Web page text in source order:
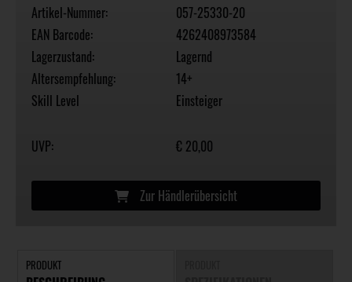
Artikel-Nummer:
057-25330-20
EAN Barcode:
4262408973584
Lagerzustand:
Lagernd
Altersempfehlung:
14+
Skill Level
Einsteiger
UVP: € 20,00
Zur Händlerübersicht
PRODUKT